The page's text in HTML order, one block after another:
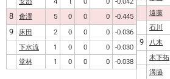
8 會澤 5 0 0 0 -0.445
9 床田 2 0 0 0 -0.036
下水流
1 0 0 0 -0.030
堂林
1 0 0 0 -0.038
遠藤
石川
9 八木
木下拓
溝脇